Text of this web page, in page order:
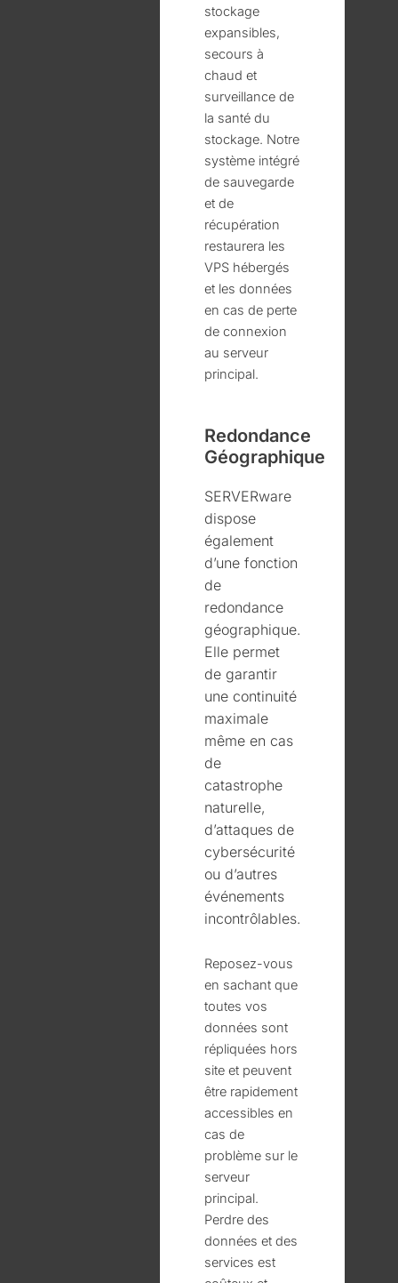
stockage
expansibles,
secours à
chaud et
surveillance de
la santé du
stockage. Notre
système intégré
de sauvegarde
et de
récupération
restaurera les
VPS hébergés
et les données
en cas de perte
de connexion
au serveur
principal.
Redondance
Géographique
SERVERware
dispose
également
d’une fonction
de
redondance
géographique.
Elle permet
de garantir
une continuité
maximale
même en cas
de
catastrophe
naturelle,
d’attaques de
cybersécurité
ou d’autres
événements
incontrôlables.
Reposez-vous
en sachant que
toutes vos
données sont
répliquées hors
site et peuvent
être rapidement
accessibles en
cas de
problème sur le
serveur
principal.
Perdre des
données et des
services est